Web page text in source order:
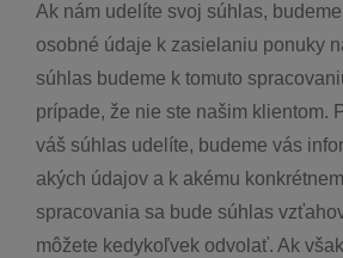
Ak nám udelíte svoj súhlas,
osobné údaje k zasielaniu ponuky
súhlas budeme k tomuto
prípade, že nie ste našim klientom.
váš súhlas udelíte, budeme vás
akých údajov a k akému
spracovania sa bude súhlas
môžete kedykoľvek odvolať. Ak